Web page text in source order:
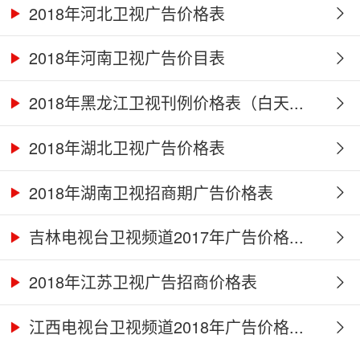
2018年河北卫视广告价格表
2018年河南卫视广告价目表
2018年黑龙江卫视刊例价格表（白天...
2018年湖北卫视广告价格表
2018年湖南卫视招商期广告价格表
吉林电视台卫视频道2017年广告价格...
2018年江苏卫视广告招商价格表
江西电视台卫视频道2018年广告价格...